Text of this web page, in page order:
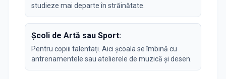
studieze mai departe în străinătate.
Școli de Artă sau Sport:
Pentru copiii talentați. Aici școala se îmbină cu
antrenamentele sau atelierele de muzică și desen.